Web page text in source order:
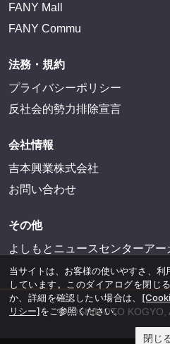
FANY Mall
FANY Commu
法務・規約
プライバシーポリシー
反社会的勢力排除宣言
会社情報
吉本興業株式会社
お問い合わせ
その他
よしもとニュースセンターアー
©YOSHIMOTO KOGYO,
当サイトは、お客様の使いやすさ、
しています。このダイアログを閉じ
か、詳細を確認したい場合は、
リシー]をご参照ください。
閉じ